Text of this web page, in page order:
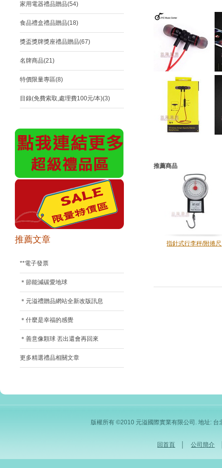
推薦商品
指針式行李秤/附捲尺
家用電器禮品贈品(54)
食品禮盒禮品贈品(18)
獎盃獎牌獎座禮品贈品(67)
名牌商品(21)
特價限量專區(8)
目錄(免費索取,處理費100元/本)(3)
推薦文章
**電子發票
＊節能減碳愛地球
＊元溢禮贈品網站全新改版訊息
＊什麼是幸福的感覺
＊善意像顆球 丟出還會再回來
更多精選禮品相關文章
版權所有 ©2010 元溢國際實業有限公司. 地址:
回首頁 │公司簡介